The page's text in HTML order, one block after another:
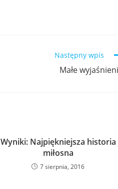
Następny wpis
Małe
Wyniki: Najpiękniejsza historia
miłosna
7 sierpnia, 2016